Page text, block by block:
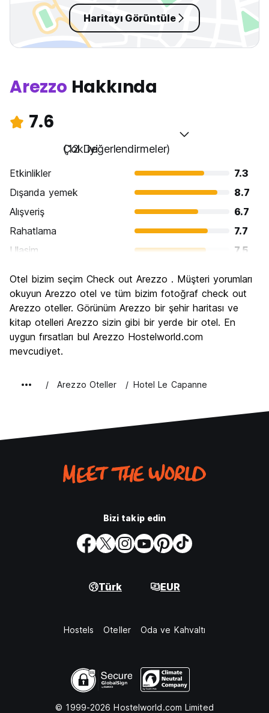
Haritayı Görüntüle
Arezzo Hakkında
7.6
Çok iyi
(12 Değerlendirmeler)
Etkinlikler
7.3
Dışarıda yemek
8.7
Alışveriş
6.7
Rahatlama
7.7
Ulasim
7.5
Kültür
8.8
Gece hayatı
7.3
Ekonomik
7.0
Otel bizim seçim Check out Arezzo . Müşteri yorumları
okuyun Arezzo otel ve tüm bizim fotoğraf check out
Arezzo oteller. Görünüm Arezzo bir şehir haritası ve
kitap otelleri Arezzo sizin gibi bir yerde bir otel. En
uygun fırsatları bul Arezzo Hostelworld.com
mevcudiyet.
Arezzo Oteller Hotel Le Capanne
Bizi takip edin
Türk EUR
Hostels Oteller Oda ve Kahvaltı
© 1999-2026 Hostelworld.com Limited